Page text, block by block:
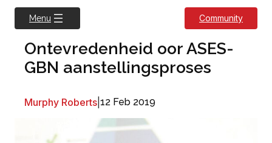
Menu Community
Ontevredenheid oor ASES-
GBN aanstellingsproses
Murphy Roberts 12 Feb 2019